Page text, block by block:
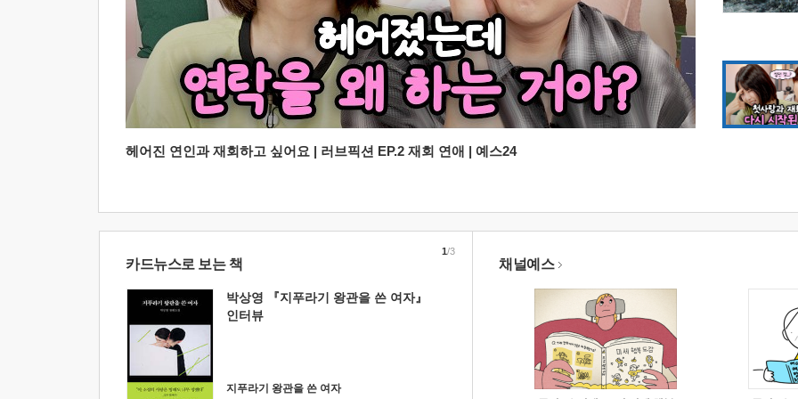
헤어진 연인과 재회하고 싶어요 | 러브픽션 EP.2 재회 연애 | 예스24
카드뉴스로 보는 책
박상영 『지푸라기 왕관을 쓴 여자』
인터뷰
지푸라기 왕관을 쓴 여자
1/3
채널예스